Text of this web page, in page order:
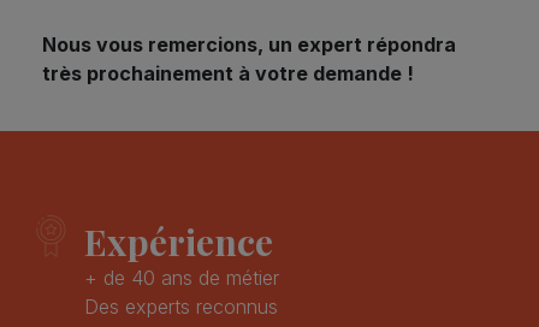
Nous vous remercions, un expert répondra
très prochainement à votre demande !
Expérience
+ de 40 ans de métier
Des experts reconnus